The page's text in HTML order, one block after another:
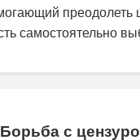
Борьба с